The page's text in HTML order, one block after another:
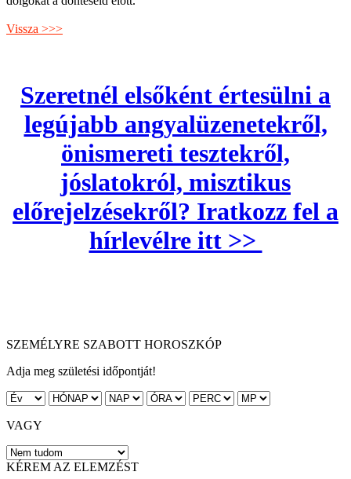
Vissza >>>
Szeretnél elsőként értesülni a
legújabb angyalüzenetekről,
önismereti tesztekről,
jóslatokról, misztikus
előrejelzésekről? Iratkozz fel a
hírlevélre itt >>
SZEMÉLYRE SZABOTT HOROSZKÓP
Adja meg születési időpontját!
VAGY
KÉREM AZ ELEMZÉST